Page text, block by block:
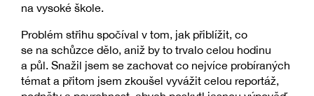
na vysoké škole.
Problém střihu spočíval v tom, jak přiblížit, co
se na schůzce dělo, aniž by to trvalo celou hodinu
a půl. Snažil jsem se zachovat co nejvíce probíraných
témat a přitom jsem zkoušel vyvážit celou reportáž,